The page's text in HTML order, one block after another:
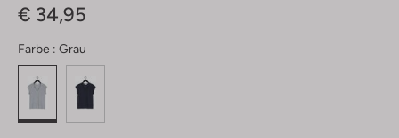
€ 34,95
Farbe : Grau